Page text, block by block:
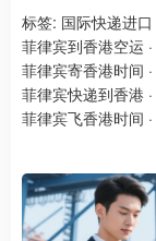
标签: 国际快递进口
菲律宾到香港空运 ·
菲律宾寄香港时间 ·
菲律宾快递到香港 ·
菲律宾飞香港时间 ·